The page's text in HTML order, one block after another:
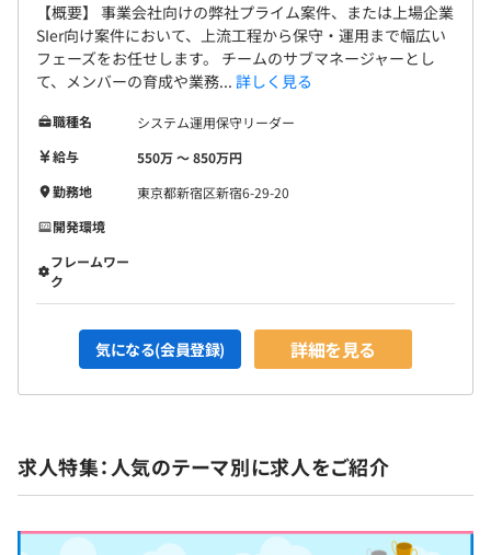
【概要】 事業会社向けの弊社プライム案件、または上場企業
SIer向け案件において、上流工程から保守・運用まで幅広い
フェーズをお任せします。 チームのサブマネージャーとし
て、メンバーの育成や業務... 詳しく見る
職種名
システム運用保守リーダー
給与
550万 〜 850万円
勤務地
東京都新宿区新宿6-29-20
開発環境
フレームワー
ク
気になる(会員登録) 詳細を見る
求人特集：人気のテーマ別に求人をご紹介